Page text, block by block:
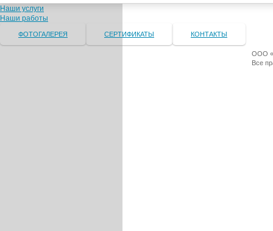
Наши услуги
Наши работы
ФОТОГАЛЕРЕЯ СЕРТИФИКАТЫ КОНТАКТЫ
ООО
Все